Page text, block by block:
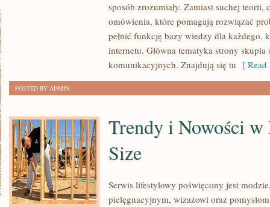
REGULACJE
sposób zrozumiały. Zamiast suchej
omówienia, które pomagają rozwiązać
pełnić funkcję bazy wiedzy dla każdego,
internetu. Główna tematyka strony skupia
komunikacyjnych. Znajdują się tu [
POSTED BY ADMIN
Trendy i Nowości w
Size
Serwis lifestylowy poświęcony jest
pielęgnacyjnym, wizażowi oraz